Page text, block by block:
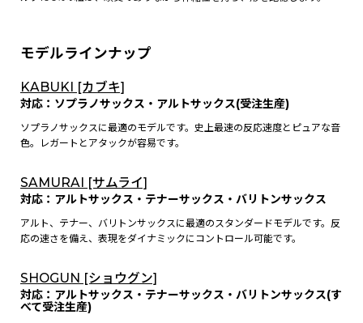
モデルラインナップ
KABUKI [カブキ]
対応：ソプラノサックス・アルトサックス(受注生産)
ソプラノサックスに最適のモデルです。史上最速の反応速度とピュアな音
色。レガートとアタックが容易です。
SAMURAI [サムライ]
対応：アルトサックス・テナーサックス・バリトンサックス
アルト、テナー、バリトンサックスに最適のスタンダードモデルです。反
応の速さを備え、表現をダイナミックにコントロール可能です。
SHOGUN [ショウグン]
対応：アルトサックス・テナーサックス・バリトンサックス(す
べて受注生産)